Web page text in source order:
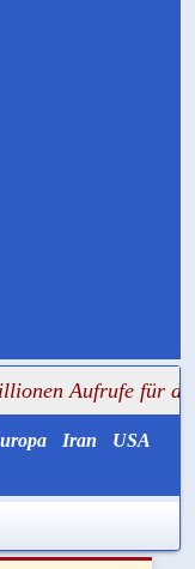
für die alte
Iran
USA